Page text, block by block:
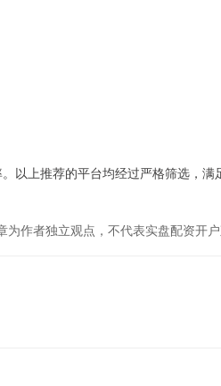
以上推荐的平台均经过严格筛选，满
为作者独立观点，不代表实盘配资开